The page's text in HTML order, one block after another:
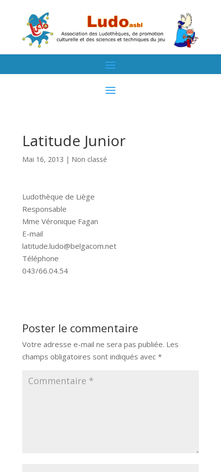
Latitude Junior
Mai 16, 2013 | Non classé
Ludothèque de Liège
Responsable
Mme Véronique Fagan
E-mail
latitude.ludo@belgacom.net
Téléphone
043/66.04.54
Poster le commentaire
Votre adresse e-mail ne sera pas publiée. Les
champs obligatoires sont indiqués avec *